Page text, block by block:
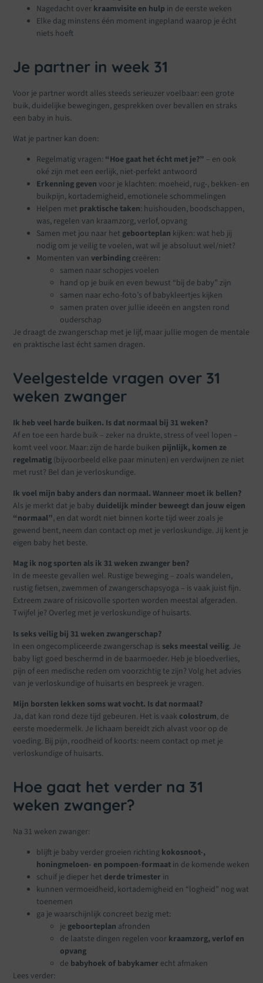
Nagedacht over kraamvisite en hulp in de eerste weken
Elke dag minstens één moment ingepland waarop je écht
niets hoeft
Je partner in week 31
Voor je partner wordt alles steeds serieuzer voelbaar: een grote
buik, duidelijke bewegingen, gesprekken over bevallen en straks
een baby in huis.
Wat je partner kan doen:
Regelmatig vragen: “Hoe gaat het écht met je?” – en ook
oké zijn met een eerlijk, niet-perfekt antwoord
Erkenning geven voor je klachten: moeheid, rug-, bekken- en
buikpijn, kortademigheid, emotionele schommelingen
Helpen met praktische taken: huishouden, boodschappen,
was, regelen van kraamzorg, verlof, opvang
Samen met jou naar het geboorteplan kijken: wat heb jij
nodig om je veilig te voelen, wat wil je absoluut wel/niet?
Momenten vanverbinding creëren:
samen naar schopjes voelen
hand op je buik en even bewust “bij de baby” zijn
samen naar echo-foto’s of babykleertjes kijken
samen praten over jullie ideeën en angsten rond
ouderschap
Je draagt de zwangerschap met je lijf, maar jullie mogen de mentale
en praktische last écht samen dragen.
Veelgestelde vragen over 31
weken zwanger
Ik heb veel harde buiken. Is dat normaal bij 31 weken?
Af en toe een harde buik – zeker na drukte, stress of veel lopen –
komt veel voor. Maar: zijn de harde buiken pijnlijk, komen ze
regelmatig (bijvoorbeeld elke paar minuten) en verdwijnen ze niet
met rust? Bel dan je verloskundige.
Ik voel mijn baby anders dan normaal. Wanneer moet ik bellen?
Als je merkt dat je baby duidelijk minder beweegt dan jouw eigen
“normaal”, en dat wordt niet binnen korte tijd weer zoals je
gewend bent, neem dan contact op met je verloskundige. Jij kent je
eigen baby het beste.
Mag ik nog sporten als ik 31 weken zwanger ben?
In de meeste gevallen wel. Rustige beweging – zoals wandelen,
rustig fietsen, zwemmen of zwangerschapsyoga – is vaak juist fijn.
Extreem zware of risicovolle sporten worden meestal afgeraden.
Twijfel je? Overleg met je verloskundige of huisarts.
Is seks veilig bij 31 weken zwangerschap?
In een ongecompliceerde zwangerschap is seks meestal veilig. Je
baby ligt goed beschermd in de baarmoeder. Heb je bloedverlies,
pijn of een medische reden om voorzichtig te zijn? Volg het advies
van je verloskundige of huisarts en bespreek je vragen.
Mijn borsten lekken soms wat vocht. Is dat normaal?
Ja, dat kan rond deze tijd gebeuren. Het is vaak colostrum, de
eerste moedermelk. Je lichaam bereidt zich alvast voor op de
voeding. Bij pijn, roodheid of koorts: neem contact op met je
verloskundige of huisarts.
Hoe gaat het verder na 31
weken zwanger?
Na 31 weken zwanger:
blijft je baby verder groeien richting kokosnoot-,
honingmeloen- en pompoen-formaat in de komende weken
schuif je dieper het derde trimester in
kunnen vermoeidheid, kortademigheid en “logheid” nog wat
toenemen
ga je waarschijnlijk concreet bezig met:
je geboorteplan afronden
de laatste dingen regelen voor kraamzorg, verlof en
opvang
de babyhoek of babykamer echt afmaken
Lees verder: